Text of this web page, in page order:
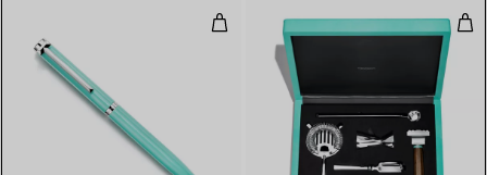
Penna a sfera in ottone con